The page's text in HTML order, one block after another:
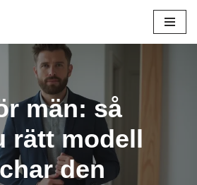
män: så
rätt modell
den